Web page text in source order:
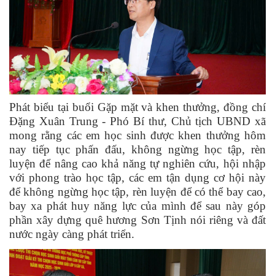
Phát biểu tại buổi Gặp mặt và khen thưởng, đồng chí
Đặng Xuân Trung - Phó Bí thư, Chủ tịch UBND xã
mong rằng các em học sinh được khen thưởng hôm
nay tiếp tục phấn đấu, không ngừng học tập, rèn
luyện để nâng cao khả năng tự nghiên cứu, hội nhập
với phong trào học tập, các em tận dụng cơ hội này
để không ngừng học tập, rèn luyện để có thể bay cao,
bay xa phát huy năng lực của mình để sau này góp
phần xây dựng quê hương Sơn Tịnh nói riêng và đất
nước ngày càng phát triển.